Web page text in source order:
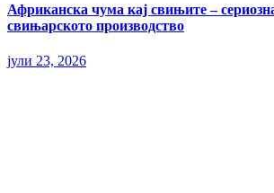
Африканска чума кај свињите –
свињарското производство
јули 23, 2026